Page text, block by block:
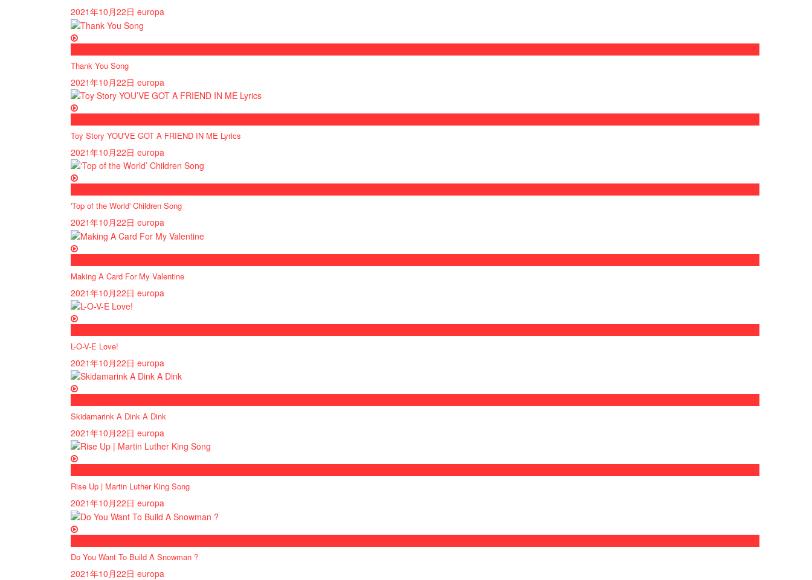
2021年10月22日 europa
Thank You Song
2021年10月22日 europa
Toy Story YOU'VE GOT A FRIEND IN ME Lyrics
2021年10月22日 europa
'Top of the World' Children Song
2021年10月22日 europa
Making A Card For My Valentine
2021年10月22日 europa
L-O-V-E Love!
2021年10月22日 europa
Skidamarink A Dink A Dink
2021年10月22日 europa
Rise Up | Martin Luther King Song
2021年10月22日 europa
Do You Want To Build A Snowman ?
2021年10月22日 europa